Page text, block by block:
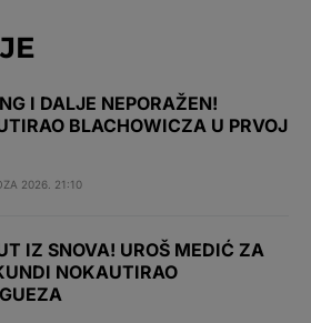
I DALJE NEPORAŽEN!
BLACHOWICZA U PRVOJ
2026. 21:10
IZ SNOVA! UROŠ MEDIĆ ZA
NOKAUTIRAO